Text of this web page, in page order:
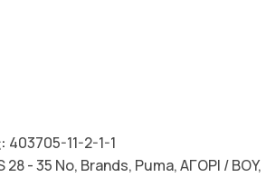
403705-11-2-1-1
28 - 35 Νο, Brands, Puma,ΑΓΟΡΙ / BOY,